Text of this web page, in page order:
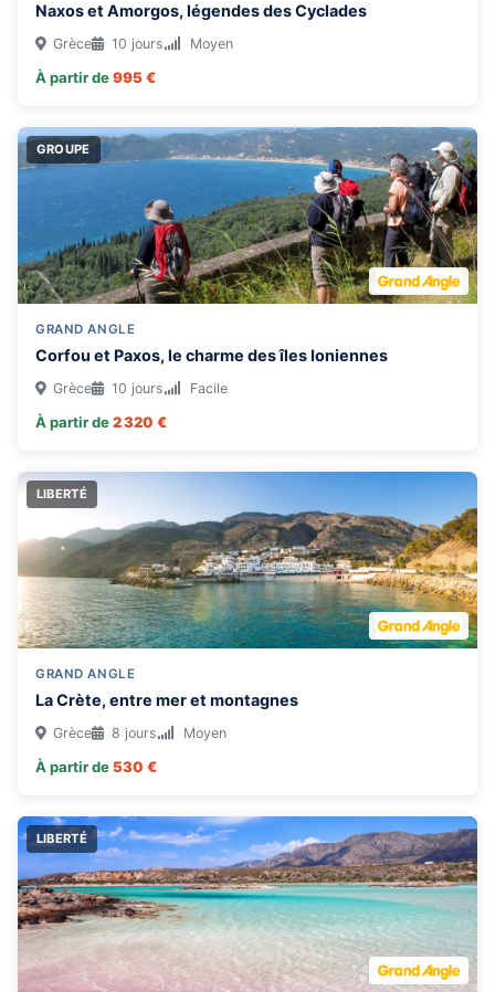
Naxos et Amorgos, légendes des Cyclades
Grèce 10 jours Moyen
À partir de995 €
GROUPE
GRAND ANGLE
Corfou et Paxos, le charme des îles Ioniennes
Grèce 10 jours Facile
À partir de2 320 €
LIBERTÉ
GRAND ANGLE
La Crète, entre mer et montagnes
Grèce 8 jours Moyen
À partir de530 €
LIBERTÉ